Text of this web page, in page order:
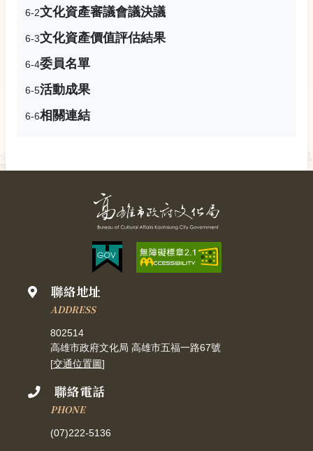
6-2文化資產審議會議決議
6-3文化資產價值評估結果
6-4委員名單
6-5活動成果
6-6相關連結
聯絡地址
ADDRESS
802514
高雄市政府文化局 高雄市五福一路67號
[交通位置圖]
聯絡電話
PHONE
(07)222-5136